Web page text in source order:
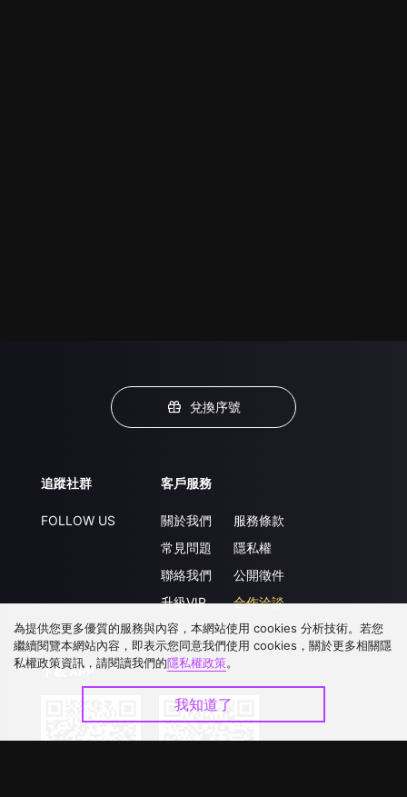
兌換序號
追蹤社群
FOLLOW US
客戶服務
關於我們
常見問題
聯絡我們
升級VIP
服務條款
隱私權
公開徵件
合作洽談
下載 APP
為提供您更多優質的服務與內容，本網站使用 cookies 分析技術。若您
繼續閱覽本網站內容，即表示您同意我們使用 cookies，關於更多相關隱
私權政策資訊，請閱讀我們的隱私權政策。
我知道了